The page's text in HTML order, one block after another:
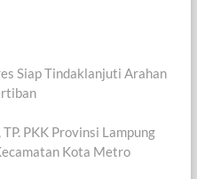
Siap Tindaklanjuti Arahan
PKK Provinsi Lampung
Kota Metro